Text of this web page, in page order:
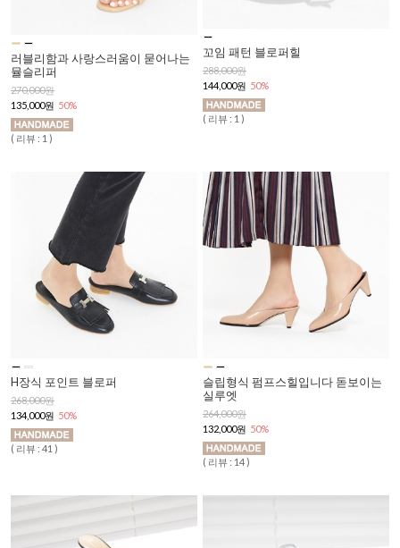
러블리함과 사랑스러움이 묻어나는
뮬슬리퍼
270,000원
135,000원 50%
( 리뷰 : 1 )
꼬임 패턴 블로퍼힐
288,000원
144,000원 50%
( 리뷰 : 1 )
H장식 포인트 블로퍼
268,000원
134,000원 50%
( 리뷰 : 41 )
슬립형식 펌프스힐입니다 돋보이는
실루엣
264,000원
132,000원 50%
( 리뷰 : 14 )